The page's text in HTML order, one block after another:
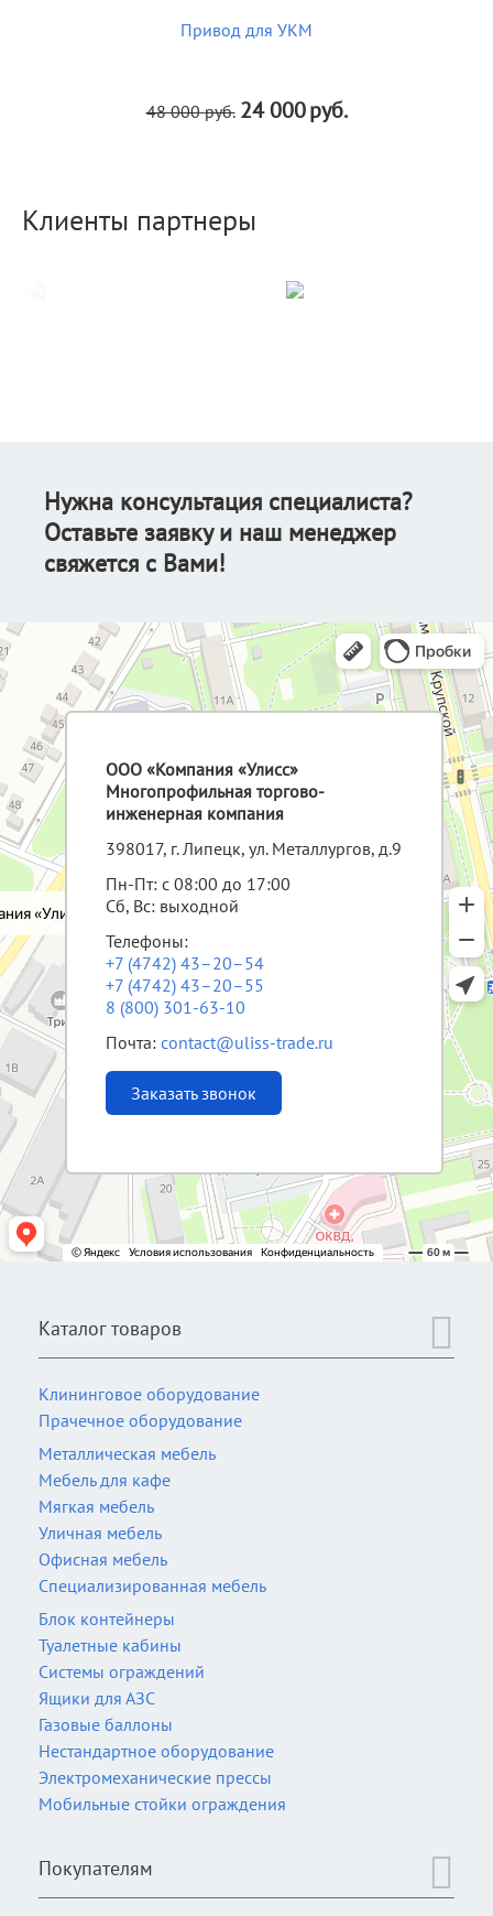
Привод для УКМ
48 000 руб. 24 000руб.
Клиенты партнеры
Нужна консультация специалиста?
Оставьте заявку и наш менеджер
свяжется с Вами!
ООО «Компания «Улисс»
Многопрофильная торгово-
инженерная компания
398017, г. Липецк, ул. Металлургов, д.9
Пн-Пт: с 08:00 до 17:00
Сб, Вс: выходной
Телефоны:
+7 (4742) 43–20–54
+7 (4742) 43–20–55
8 (800) 301-63-10
Почта:contact@uliss-trade.ru
Заказать звонок
Каталог товаров
Клининговое оборудование
Прачечное оборудование
Металлическая мебель
Мебель для кафе
Мягкая мебель
Уличная мебель
Офисная мебель
Специализированная мебель
Блок контейнеры
Туалетные кабины
Системы ограждений
Ящики для АЗС
Газовые баллоны
Нестандартное оборудование
Электромеханические прессы
Мобильные стойки ограждения
Покупателям